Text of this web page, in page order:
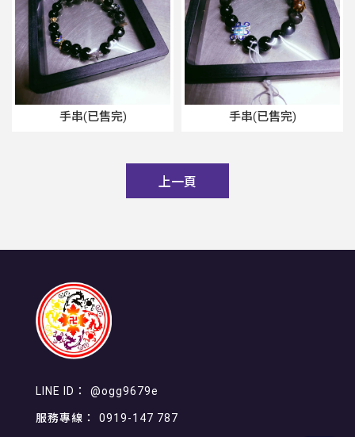
手串(已售完) 手串(已售完)
上一頁
@ogg9679e
0919-147 787